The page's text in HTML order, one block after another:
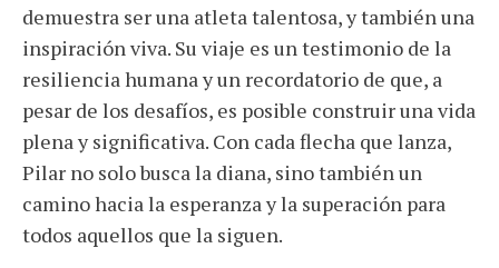
demuestra ser una atleta talentosa, y también una
inspiración viva. Su viaje es un testimonio de la
resiliencia humana y un recordatorio de que, a
pesar de los desafíos, es posible construir una vida
plena y significativa. Con cada flecha que lanza,
Pilar no solo busca la diana, sino también un
camino hacia la esperanza y la superación para
todos aquellos que la siguen.